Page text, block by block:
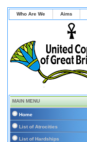
Who Are We Aims
MAIN MENU
Home
List of Atrocities
List of Hardships